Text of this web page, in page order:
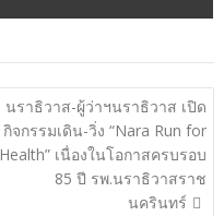
นราธิวาส-ผู้ว่าฯนราธิวาส เปิด
กิจกรรมเดิน-วิ่ง “Nara Run for
Health” เนื่องในโอกาสครบรอบ
85 ปี รพ.นราธิวาสราช
นครินทร์